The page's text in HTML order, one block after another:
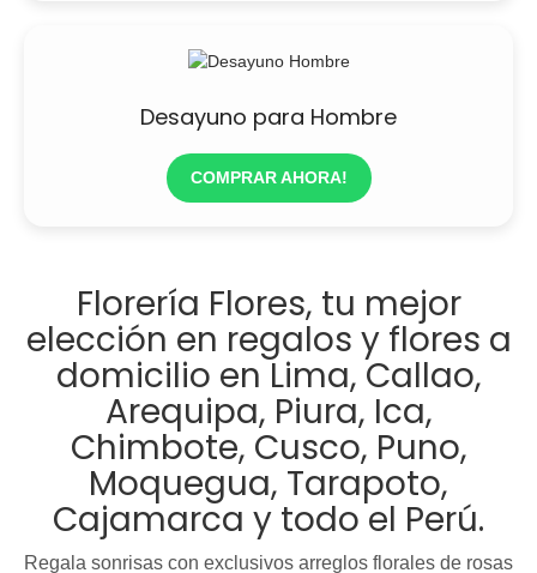
Desayuno para Hombre
COMPRAR AHORA!
Florería Flores, tu mejor
elección en regalos y flores a
domicilio en Lima, Callao,
Arequipa, Piura, Ica,
Chimbote, Cusco, Puno,
Moquegua, Tarapoto,
Cajamarca y todo el Perú.
Regala sonrisas con exclusivos arreglos florales de rosas